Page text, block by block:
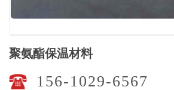
聚氨酯保温材料
156-1029-6567